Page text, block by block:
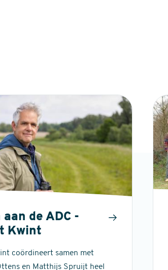
aan de ADC -
Kwint
coördineert samen met
en Matthijs Spruijt heel